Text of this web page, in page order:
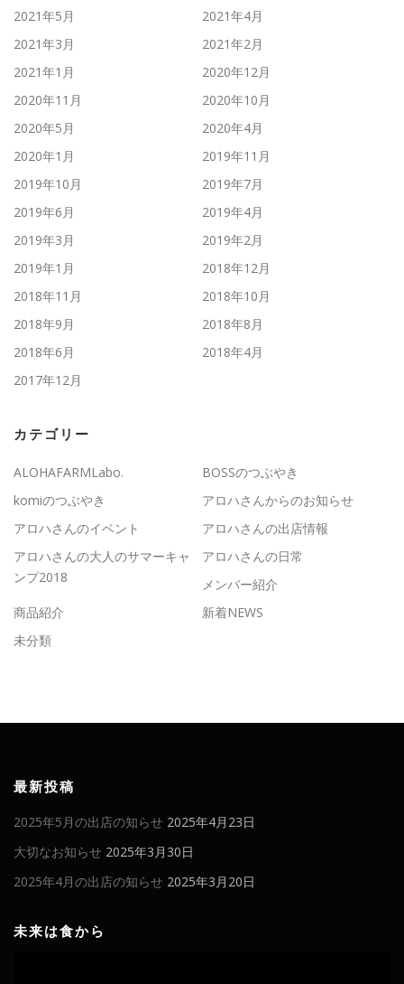
2021年5月
2021年4月
2021年3月
2021年2月
2021年1月
2020年12月
2020年11月
2020年10月
2020年5月
2020年4月
2020年1月
2019年11月
2019年10月
2019年7月
2019年6月
2019年4月
2019年3月
2019年2月
2019年1月
2018年12月
2018年11月
2018年10月
2018年9月
2018年8月
2018年6月
2018年4月
2017年12月
カテゴリー
ALOHAFARMLabo.
BOSSのつぶやき
komiのつぶやき
アロハさんからのお知らせ
アロハさんのイベント
アロハさんの出店情報
アロハさんの大人のサマーキャ
ンプ2018
アロハさんの日常
メンバー紹介
商品紹介
新着NEWS
未分類
最新投稿
2025年5月の出店の知らせ 2025年4月23日
大切なお知らせ 2025年3月30日
2025年4月の出店の知らせ 2025年3月20日
未来は食から